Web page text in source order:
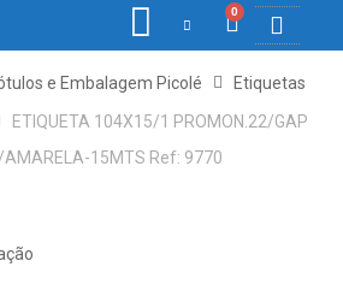
0
e Embalagem Picolé
Etiquetas
ETIQUETA 104X15/1 PROMON.22/GAP
AMARELA-15MTS Ref: 9770